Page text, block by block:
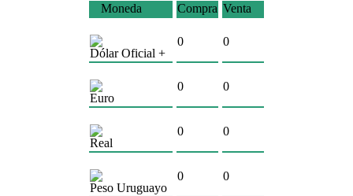
Moneda Compra Venta
Dólar Oficial +
0 0
Euro
0 0
Real
0 0
Peso Uruguayo
0 0